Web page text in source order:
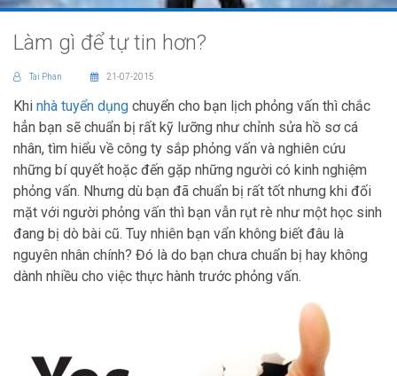
Làm gì để tự tin hơn?
Tai Phan 21-07-2015
Khi nhà tuyển dụng chuyển cho bạn lịch phỏng vấn thì chắc
hẳn bạn sẽ chuẩn bị rất kỹ lưỡng như chỉnh sửa hồ sơ cá
nhân, tìm hiểu về công ty sắp phỏng vấn và nghiên cứu
những bí quyết hoặc đến gặp những người có kinh nghiệm
phỏng vấn. Nhưng dù bạn đã chuẩn bị rất tốt nhưng khi đối
mặt với người phỏng vấn thì bạn vẫn rụt rè như một học sinh
đang bị dò bài cũ. Tuy nhiên bạn vẩn không biết đâu là
nguyên nhân chính? Đó là do bạn chưa chuẩn bị hay không
dành nhiều cho việc thực hành trước phỏng vấn.